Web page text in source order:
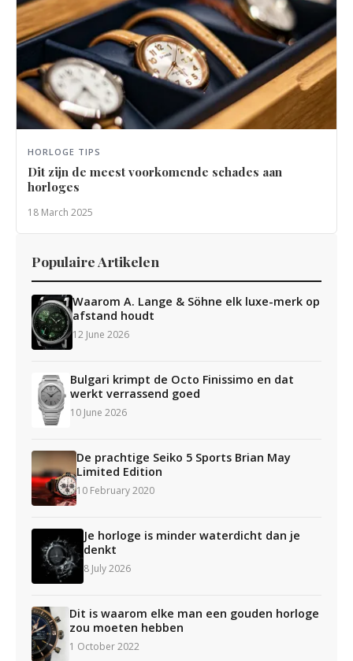
HORLOGE TIPS
Dit zijn de meest voorkomende schades aan
horloges
18 March 2025
Populaire Artikelen
Waarom A. Lange & Söhne elk luxe-merk op
afstand houdt
12 June 2026
Bulgari krimpt de Octo Finissimo en dat
werkt verrassend goed
10 June 2026
De prachtige Seiko 5 Sports Brian May
Limited Edition
10 February 2020
Je horloge is minder waterdicht dan je
denkt
8 July 2026
Dit is waarom elke man een gouden horloge
zou moeten hebben
1 October 2022